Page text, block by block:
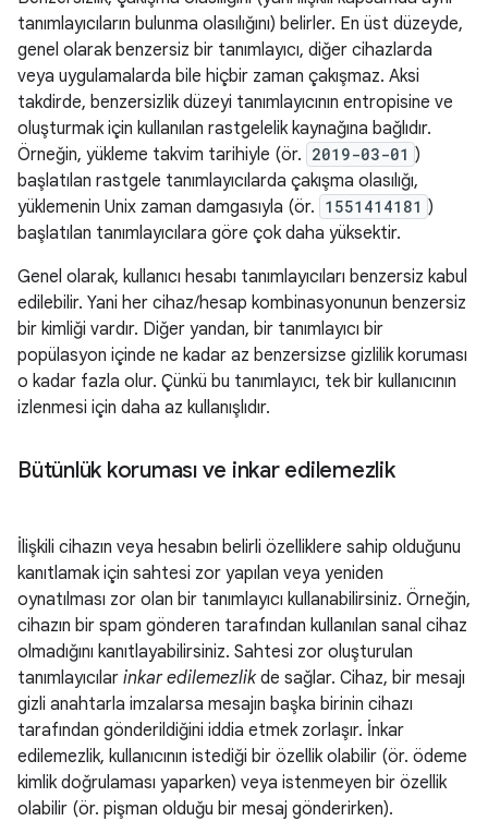
tanımlayıcıların bulunma olasılığını) belirler. En üst düzeyde,
genel olarak benzersiz bir tanımlayıcı, diğer cihazlarda
veya uygulamalarda bile hiçbir zaman çakışmaz. Aksi
takdirde, benzersizlik düzeyi tanımlayıcının entropisine ve
oluşturmak için kullanılan rastgelelik kaynağına bağlıdır.
Örneğin, yükleme takvim tarihiyle (ör. 2019-03-01 )
başlatılan rastgele tanımlayıcılarda çakışma olasılığı,
yüklemenin Unix zaman damgasıyla (ör. 1551414181 )
başlatılan tanımlayıcılara göre çok daha yüksektir.
Genel olarak, kullanıcı hesabı tanımlayıcıları benzersiz kabul
edilebilir. Yani her cihaz/hesap kombinasyonunun benzersiz
bir kimliği vardır. Diğer yandan, bir tanımlayıcı bir
popülasyon içinde ne kadar az benzersizse gizlilik koruması
o kadar fazla olur. Çünkü bu tanımlayıcı, tek bir kullanıcının
izlenmesi için daha az kullanışlıdır.
Bütünlük koruması ve inkar edilemezlik
İlişkili cihazın veya hesabın belirli özelliklere sahip olduğunu
kanıtlamak için sahtesi zor yapılan veya yeniden
oynatılması zor olan bir tanımlayıcı kullanabilirsiniz. Örneğin,
cihazın bir spam gönderen tarafından kullanılan sanal cihaz
olmadığını kanıtlayabilirsiniz. Sahtesi zor oluşturulan
tanımlayıcılar inkar edilemezlikde sağlar. Cihaz, bir mesajı
gizli anahtarla imzalarsa mesajın başka birinin cihazı
tarafından gönderildiğini iddia etmek zorlaşır. İnkar
edilemezlik, kullanıcının istediği bir özellik olabilir (ör. ödeme
kimlik doğrulaması yaparken) veya istenmeyen bir özellik
olabilir (ör. pişman olduğu bir mesaj gönderirken).